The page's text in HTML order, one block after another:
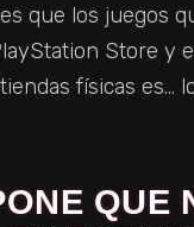
que los juegos
Store y
físicas es…
QUE